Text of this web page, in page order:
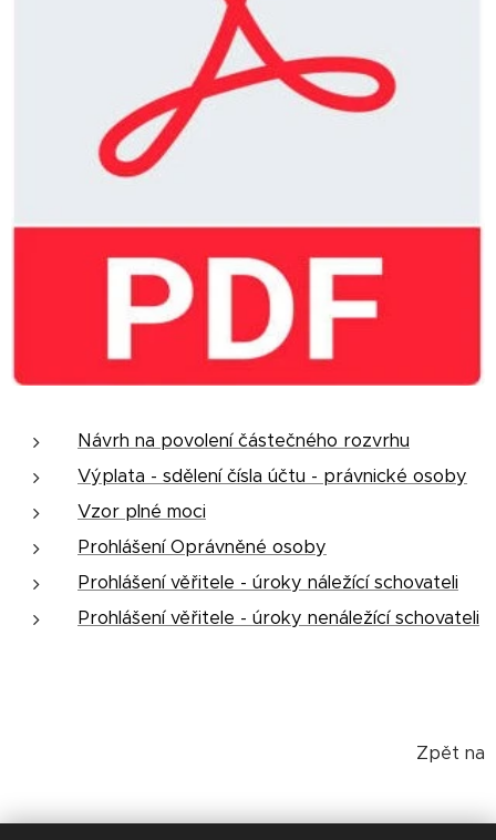
Návrh na povolení částečného rozvrhu
Výplata - sdělení čísla účtu - právnické osoby
Vzor plné moci
Prohlášení Oprávněné osoby
Prohlášení věřitele - úroky náležící schovateli
Prohlášení věřitele - úroky nenáležící schovateli
Zpět na